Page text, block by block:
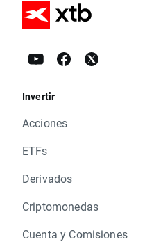
Invertir
Acciones
ETFs
Derivados
Criptomonedas
Cuenta y Comisiones